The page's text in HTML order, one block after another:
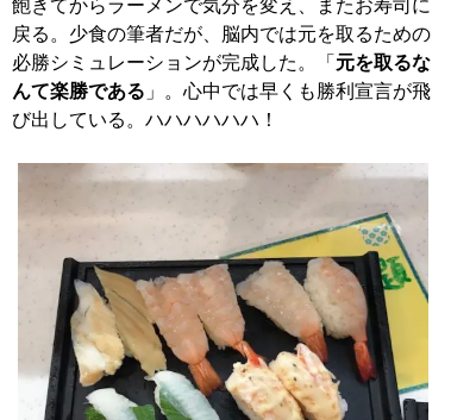
飽きてからラーメンで気分を変え、またお寿司に
戻る。少食の筆者だが、脳内では元を取るための
必勝シミュレーションが完成した。「 元を取るな
んて楽勝である 」。心中では早くも勝利宣言が飛
び出している。ハハハハハハ！